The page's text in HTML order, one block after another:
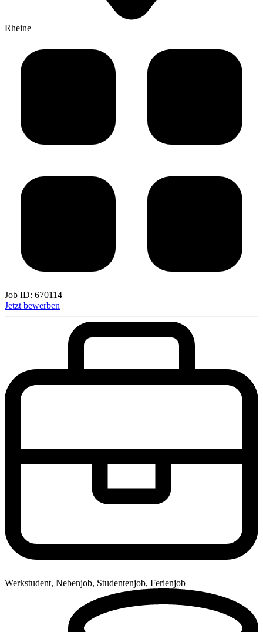
Rheine
Job ID: 670114
Jetzt bewerben
Werkstudent, Nebenjob, Studentenjob, Ferienjob